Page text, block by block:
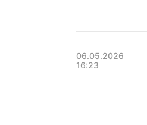
06.05.2026
16:23